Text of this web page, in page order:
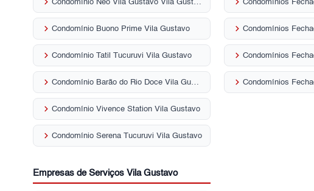
Condomínio Neo Vila Gustavo Vila Gustavo
keyboard_arrow_right Condomínio Buono Prime Vila Gustavo
keyboard_arrow_right Condomínio Tatil Tucuruvi Vila Gustavo
keyboard_arrow_right Condomínio Barão do Rio Doce Vila Gustavo
keyboard_arrow_right Condomínio Vivence Station Vila Gustavo
keyboard_arrow_right Condomínio Serena Tucuruvi Vila Gustavo
keyboard_arrow_rightCondomínios
keyboard_arrow_rightCondomínios
keyboard_arrow_rightCondomínios
Empresas de Serviços Vila Gustavo